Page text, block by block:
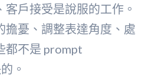
戶接受是說服的工作。
擔憂、調整表達角度、處
都不是 prompt
。